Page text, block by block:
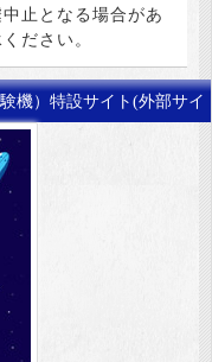
止となる場合があ
ださい。
機）特設サイト(外部サイ